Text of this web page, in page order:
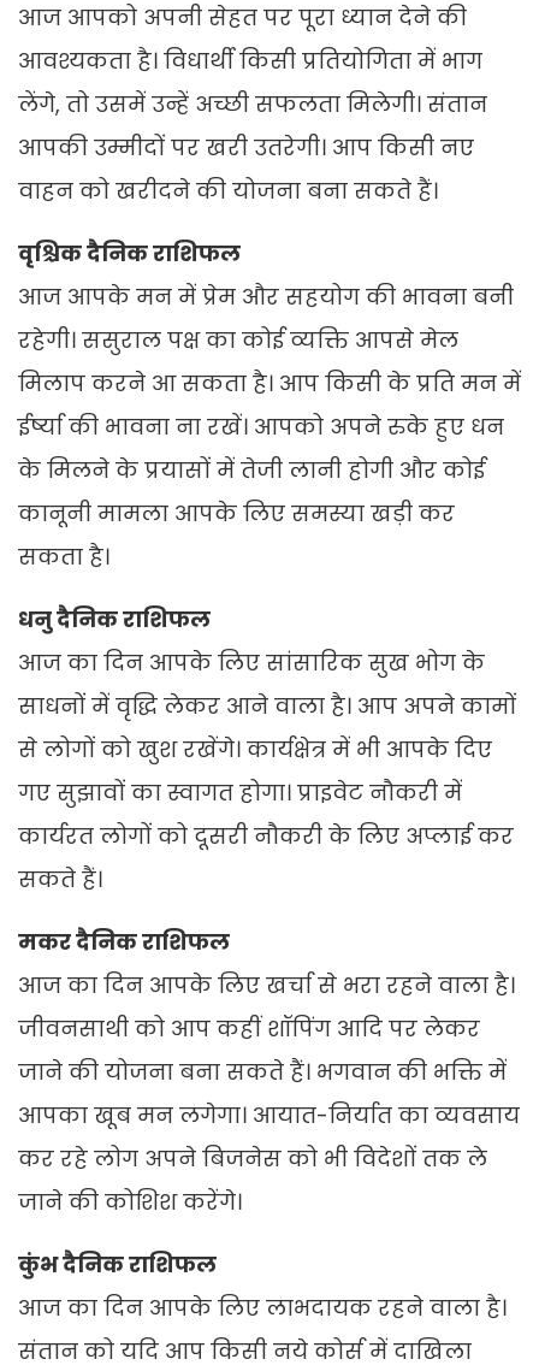
आज आपको अपनी सेहत पर पूरा ध्यान देने की
आवश्यकता है। विधार्थी किसी प्रतियोगिता में भाग
लेंगे, तो उसमें उन्हें अच्छी सफलता मिलेगी। संतान
आपकी उम्मीदों पर खरी उतरेगी। आप किसी नए
वाहन को खरीदने की योजना बना सकते हैं।
वृश्चिक दैनिक राशिफल
आज आपके मन में प्रेम और सहयोग की भावना बनी
रहेगी। ससुराल पक्ष का कोई व्यक्ति आपसे मेल
मिलाप करने आ सकता है। आप किसी के प्रति मन में
ईर्ष्या की भावना ना रखें। आपको अपने रुके हुए धन
के मिलने के प्रयासों में तेजी लानी होगी और कोई
कानूनी मामला आपके लिए समस्या खड़ी कर
सकता है।
धनु दैनिक राशिफल
आज का दिन आपके लिए सांसारिक सुख भोग के
साधनों में वृद्धि लेकर आने वाला है। आप अपने कामों
से लोगों को खुश रखेंगे। कार्यक्षेत्र में भी आपके दिए
गए सुझावों का स्वागत होगा। प्राइवेट नौकरी में
कार्यरत लोगों को दूसरी नौकरी के लिए अप्लाई कर
सकते हैं।
मकर दैनिक राशिफल
आज का दिन आपके लिए खर्चा से भरा रहने वाला है।
जीवनसाथी को आप कहीं शॉपिंग आदि पर लेकर
जाने की योजना बना सकते हैं। भगवान की भक्ति में
आपका खूब मन लगेगा। आयात-निर्यात का व्यवसाय
कर रहे लोग अपने बिजनेस को भी विदेशों तक ले
जाने की कोशिश करेंगे।
कुंभ दैनिक राशिफल
आज का दिन आपके लिए लाभदायक रहने वाला है।
संतान को यदि आप किसी नये कोर्स में दाखिला